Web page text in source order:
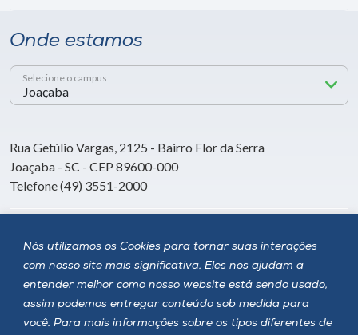
Nós utilizamos os Cookies para tornar suas interações
com nosso site mais significativa. Eles nos ajudam a
entender melhor como nosso website está sendo usado,
assim podemos entregar conteúdo sob medida para
você. Para mais informações sobre os tipos diferentes de
Onde estamos
Selecione o campus
Rua Getúlio Vargas, 2125 - Bairro Flor da Serra
Joaçaba - SC - CEP 89600-000
Telefone (49) 3551-2000
Siga a Unoesc